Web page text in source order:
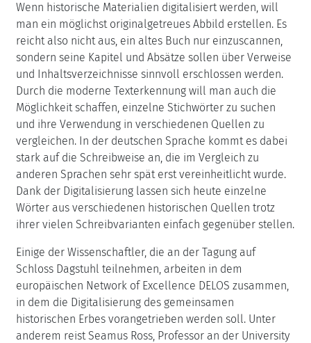
Wenn historische Materialien digitalisiert werden, will
man ein möglichst originalgetreues Abbild erstellen. Es
reicht also nicht aus, ein altes Buch nur einzuscannen,
sondern seine Kapitel und Absätze sollen über Verweise
und Inhaltsverzeichnisse sinnvoll erschlossen werden.
Durch die moderne Texterkennung will man auch die
Möglichkeit schaffen, einzelne Stichwörter zu suchen
und ihre Verwendung in verschiedenen Quellen zu
vergleichen. In der deutschen Sprache kommt es dabei
stark auf die Schreibweise an, die im Vergleich zu
anderen Sprachen sehr spät erst vereinheitlicht wurde.
Dank der Digitalisierung lassen sich heute einzelne
Wörter aus verschiedenen historischen Quellen trotz
ihrer vielen Schreibvarianten einfach gegenüber stellen.
Einige der Wissenschaftler, die an der Tagung auf
Schloss Dagstuhl teilnehmen, arbeiten in dem
europäischen Network of Excellence DELOS zusammen,
in dem die Digitalisierung des gemeinsamen
historischen Erbes vorangetrieben werden soll. Unter
anderem reist Seamus Ross, Professor an der University